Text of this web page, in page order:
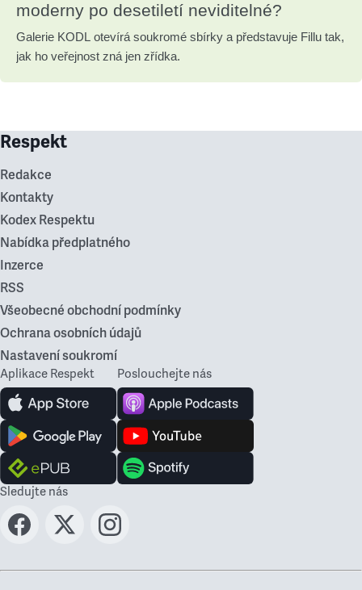
moderny po desetiletí neviditelné?
Galerie KODL otevírá soukromé sbírky a představuje Fillu tak,
jak ho veřejnost zná jen zřídka.
Respekt
Redakce
Kontakty
Kodex Respektu
Nabídka předplatného
Inzerce
RSS
Všeobecné obchodní podmínky
Ochrana osobních údajů
Nastavení soukromí
Aplikace Respekt Poslouchejte nás
Sledujte nás